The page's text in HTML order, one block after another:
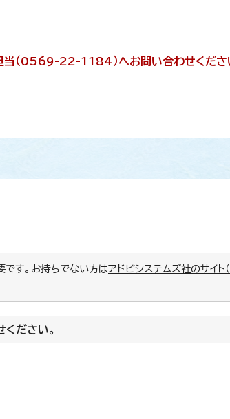
当（0569-22-1184）へお問い合わせくださ
です。お持ちでない方はアドビシステムズ社のサイト
ださい。